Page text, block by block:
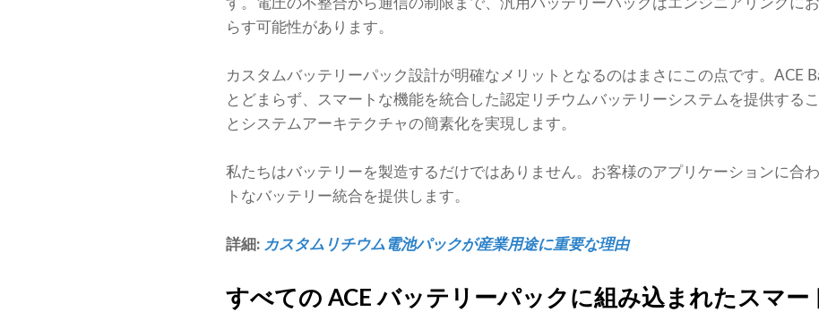
す。電圧の不整合から通信の制限まで、汎用バッテリーパックはエンジニアリングに
らす可能性があります。
カスタムバッテリーパック設計が明確なメリットとなるのはまさにこの点です。ACE
とどまらず、スマートな機能を統合した認定リチウムバッテリーシステムを提供する
とシステムアーキテクチャの簡素化を実現します。
私たちはバッテリーを製造するだけではありません。お客様のアプリケーションに合
トなバッテリー統合を提供します。
詳細: カスタムリチウム電池パックが産業用途に重要な理由
すべての ACE バッテリーパックに組み込まれたスマー